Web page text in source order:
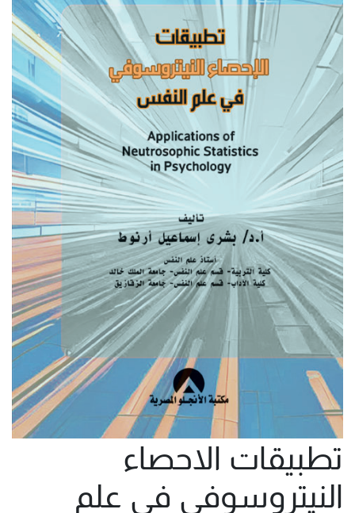
تطبيقات الاحصاء
النيتروسوفى فى علم